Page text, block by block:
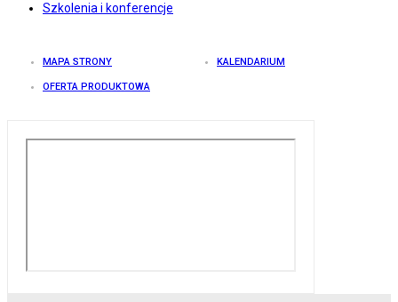
Szkolenia i konferencje
MAPA STRONY KALENDARIUM
OFERTA PRODUKTOWA